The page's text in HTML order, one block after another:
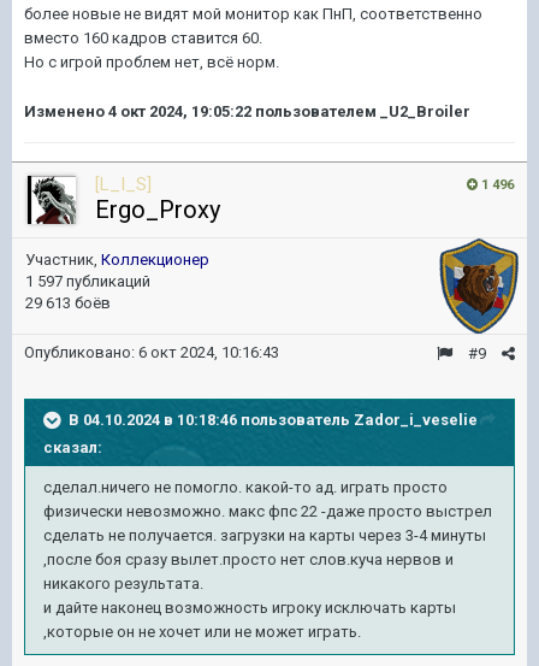
более новые не видят мой монитор как ПнП, соответственно
вместо 160 кадров ставится 60.
Но с игрой проблем нет, всё норм.
Изменено 4 окт 2024, 19:05:22 пользователем _U2_Broiler
1 496
[L_I_S]
Ergo_Proxy
Участник, Коллекционер
1 597 публикаций
29 613 боёв
#9
Опубликовано: 6 окт 2024, 10:16:43
В 04.10.2024 в 10:18:46 пользователь Zador_i_veselie
сказал:
сделал.ничего не помогло. какой-то ад. играть просто
физически невозможно. макс фпс 22 -даже просто выстрел
сделать не получается. загрузки на карты через 3-4 минуты
,после боя сразу вылет.просто нет слов.куча нервов и
никакого результата.
и дайте наконец возможность игроку исключать карты
,которые он не хочет или не может играть.